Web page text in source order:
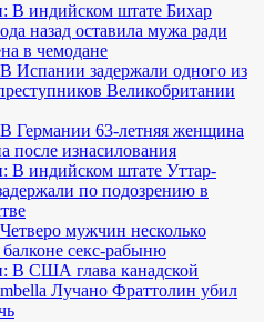
В индийском штате Бихар
назад оставила мужа ради
в чемодане
Испании задержали одного из
Великобритании
Германии 63-летняя женщина
после изнасилования
В индийском штате Уттар-
по подозрению в
мужчин несколько
секс-рабыню
В США глава канадской
Лучано Фраттолин убил